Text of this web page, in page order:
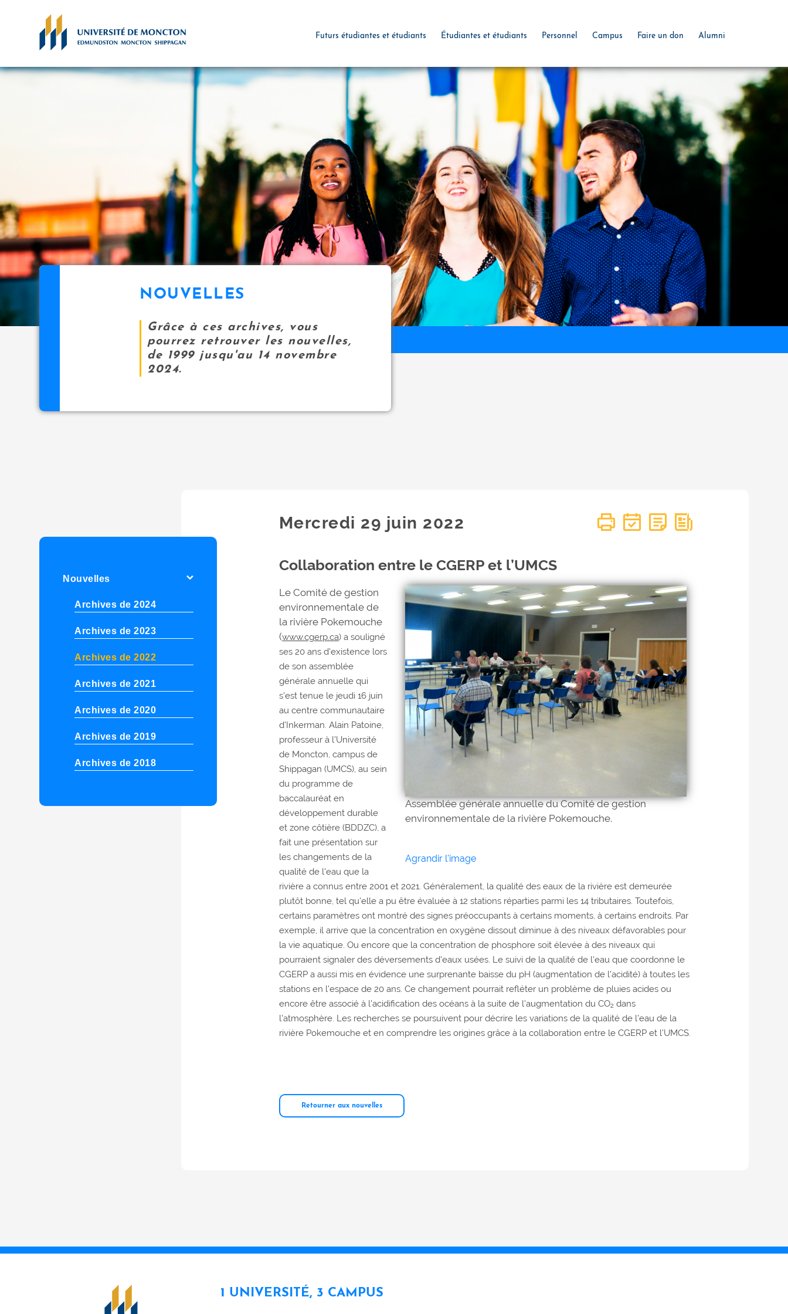
Futurs étudiantes et étudiants Étudiantes et étudiants Personnel Campus Faire un don Alumni
NOUVELLES
Grâce à ces archives, vous
pourrez retrouver les nouvelles,
de 1999 jusqu'au 14 novembre
2024.
Nouvelles
Archives de 2024
Archives de 2023
Archives de 2022
Archives de 2021
Archives de 2020
Archives de 2019
Archives de 2018
Mercredi 29 juin 2022
Collaboration entre le CGERP et l’UMCS
Assemblée générale annuelle du Comité de gestion
environnementale de la rivière Pokemouche.
Agrandir l'image
Le Comité de gestion
environnementale de
la rivière Pokemouche
(www.cgerp.ca) a souligné
ses 20 ans d'existence lors
de son assemblée
générale annuelle qui
s'est tenue le jeudi 16 juin
au centre communautaire
d'Inkerman. Alain Patoine,
professeur à l’Université
de Moncton, campus de
Shippagan (UMCS), au sein
du programme de
baccalauréat en
développement durable
et zone côtière (BDDZC), a
fait une présentation sur
les changements de la
qualité de l'eau que la
rivière a connus entre 2001 et 2021. Généralement, la qualité des eaux de la rivière est demeurée
plutôt bonne, tel qu'elle a pu être évaluée à 12 stations réparties parmi les 14 tributaires. Toutefois,
certains paramètres ont montré des signes préoccupants à certains moments, à certains endroits. Par
exemple, il arrive que la concentration en oxygène dissout diminue à des niveaux défavorables pour
la vie aquatique. Ou encore que la concentration de phosphore soit élevée à des niveaux qui
pourraient signaler des déversements d'eaux usées. Le suivi de la qualité de l'eau que coordonne le
CGERP a aussi mis en évidence une surprenante baisse du pH (augmentation de l'acidité) à toutes les
stations en l'espace de 20 ans. Ce changement pourrait refléter un problème de pluies acides ou
encore être associé à l'acidification des océans à la suite de l'augmentation du CO2 dans
l'atmosphère. Les recherches se poursuivent pour décrire les variations de la qualité de l'eau de la
rivière Pokemouche et en comprendre les origines grâce à la collaboration entre le CGERP et l'UMCS.
Retourner aux nouvelles
1 UNIVERSITÉ, 3 CAMPUS